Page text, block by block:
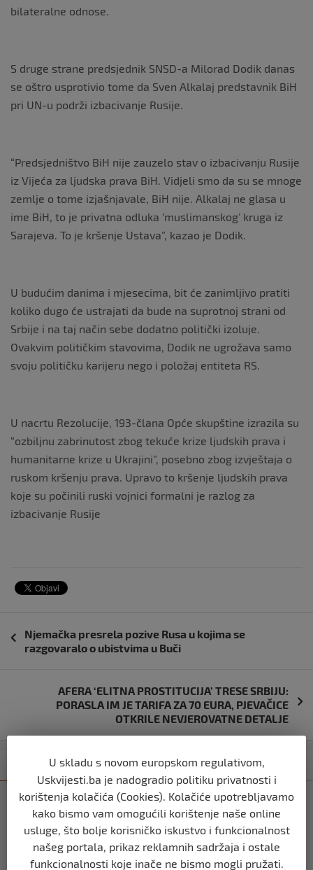
bilateralne odnose.
S druge strane predsjednik SNSD-a Milorad Dodik danas
se oštro usprotivio tome da Sven Alkalaj predstavnik BiH
pri UN-u podrži izbacivanje Rusije.
“Predsjedništvo BiH nije zauzelo stav o izbacivanju Rusije
iz Vijeća za ljudska prava BiH. Vidjeli smo da su se mnoge
zemlje o tome izjašnjavale, BiH nije. Alkalaj ne glasa u
ime BiH, to je privatna odluka ‘muslimanskog’ kruga iz
Sarajeva. To je kršenje Ustava”, kazao je Dodik.
U budućim danima i mjesecima, bit će zanimljivo pratiti
koliko dugo će ustrajati da bude na suprotnoj strani od
Srbije i na taj način sebe dodatno politički izoluje.
Ovakvim političkim stavovima, Dodik ne ugrožava samo
svoju političku karijeru nego i položaj entiteta RS.
U nacrtu Rezolucije, 193-člana Opće skupštine izrazila su
“ozbiljnu zabrinutost zbog tekuće krize ljudskih prava i
humanitarne krize u Ukrajini”, posebno zbog izvještaja o
ruskom kršenju prava. Upravo to kršenje ljudskih prava
koje su počinili ruski vojnici formalni je razlog za
izbacivanje Rusije
objava
Njemačka presrela pozive Rusa u kojima se
razgovaralo o ubistvima u Buči
AFERA ‘ELITNA PROSTITUCIJA’ TRESE SRBIJU:
PORASLA IM JE TARIFA ZA 70 EURA, PJEVAČICE
OTKRILE NEVJEROVATNE DETALJE
Kategorija Najnovije Najčitanije
BIH
Ravnopravnost da — politička
manipulacija ne
prije 2 mjeseca
U skladu s novom europskom regulativom,
Uskvijesti.ba je nadogradio politiku privatnosti i
korištenja kolačića (Cookies). Kolačiće upotrebljavamo
kako bismo vam omogućili korištenje naše online
usluge, što bolje korisničko iskustvo i funkcionalnost
našeg portala, prikaz reklamnih sadržaja i ostale
funkcionalnosti koje inače ne bismo mogli pružati.